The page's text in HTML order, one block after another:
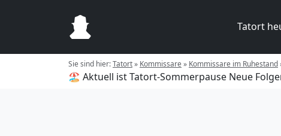
Tatort
Sie sind hier:Tatort» Kommissare» Kommissare im Ruhestand
🏖️ Aktuell ist Tatort-Sommerpause Neue